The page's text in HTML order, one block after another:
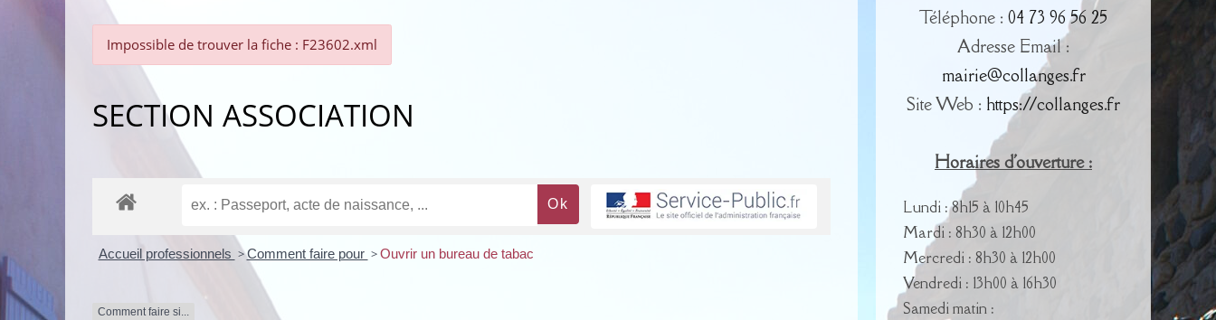
Impossible de trouver la fiche : F23602.xml
SECTION ASSOCIATION
Accueil professionnels >Comment faire pour > Ouvrir un bureau de tabac
Comment faire si...
Téléphone : 04 73 96 56 25
Adresse Email :
mairie@collanges.fr
Site Web : https://collanges.fr
Horaires d'ouverture :
Lundi : 8h15 à 10h45
Mardi : 8h30 à 12h00
Mercredi : 8h30 à 12h00
Vendredi : 13h00 à 16h30
Samedi matin :